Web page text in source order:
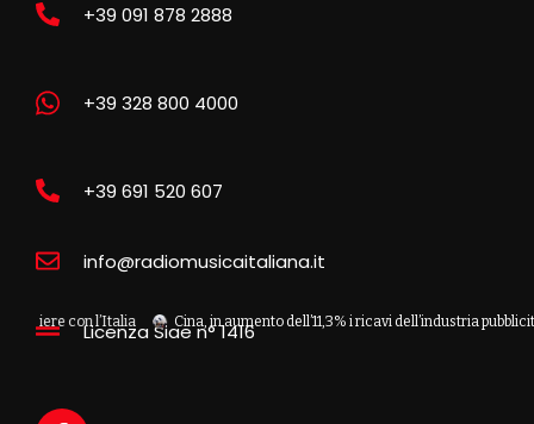
l’Italia Cina, in aumento dell’11,3% i ricavi dell’industria pubblicitaria
+39 091 878 2888
+39 328 800 4000
+39 691 520 607
info@radiomusicaitaliana.it
Licenza Siae n° 1416